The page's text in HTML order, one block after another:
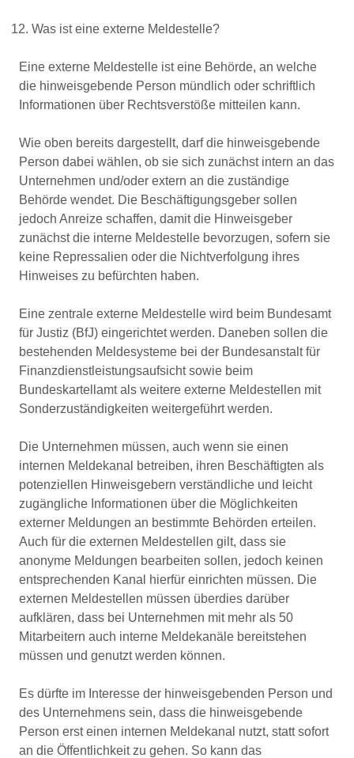
Was ist eine externe Meldestelle?
Eine externe Meldestelle ist eine Behörde, an welche
die hinweisgebende Person mündlich oder schriftlich
Informationen über Rechtsverstöße mitteilen kann.
Wie oben bereits dargestellt, darf die hinweisgebende
Person dabei wählen, ob sie sich zunächst intern an das
Unternehmen und/oder extern an die zuständige
Behörde wendet. Die Beschäftigungsgeber sollen
jedoch Anreize schaffen, damit die Hinweisgeber
zunächst die interne Meldestelle bevorzugen, sofern sie
keine Repressalien oder die Nichtverfolgung ihres
Hinweises zu befürchten haben.
Eine zentrale externe Meldestelle wird beim Bundesamt
für Justiz (BfJ) eingerichtet werden. Daneben sollen die
bestehenden Meldesysteme bei der Bundesanstalt für
Finanzdienstleistungsaufsicht sowie beim
Bundeskartellamt als weitere externe Meldestellen mit
Sonderzuständigkeiten weitergeführt werden.
Die Unternehmen müssen, auch wenn sie einen
internen Meldekanal betreiben, ihren Beschäftigten als
potenziellen Hinweisgebern verständliche und leicht
zugängliche Informationen über die Möglichkeiten
externer Meldungen an bestimmte Behörden erteilen.
Auch für die externen Meldestellen gilt, dass sie
anonyme Meldungen bearbeiten sollen, jedoch keinen
entsprechenden Kanal hierfür einrichten müssen. Die
externen Meldestellen müssen überdies darüber
aufklären, dass bei Unternehmen mit mehr als 50
Mitarbeitern auch interne Meldekanäle bereitstehen
müssen und genutzt werden können.
Es dürfte im Interesse der hinweisgebenden Person und
des Unternehmens sein, dass die hinweisgebende
Person erst einen internen Meldekanal nutzt, statt sofort
an die Öffentlichkeit zu gehen. So kann das